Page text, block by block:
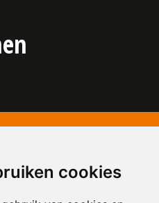
cookies
op! We helpen u graag